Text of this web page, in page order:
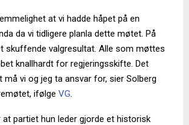
at vi hadde håpet på en
da vi tidligere planla dette møtet. På
skuffende valgresultat. Alle som møttes
knallhardt for regjeringsskifte. Det
må vi og jeg ta ansvar for, sier Solberg
ifølge VG
at partiet hun leder gjorde et historisk